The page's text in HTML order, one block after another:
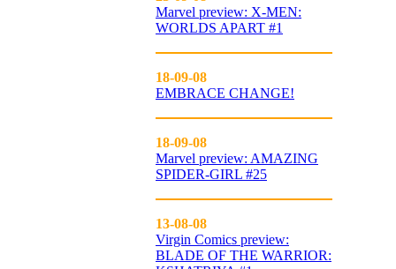
Marvel preview: X-MEN:
WORLDS APART #1
18-09-08
EMBRACE CHANGE!
18-09-08
Marvel preview: AMAZING
SPIDER-GIRL #25
13-08-08
Virgin Comics preview:
BLADE OF THE WARRIOR: